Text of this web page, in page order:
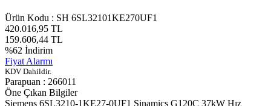
Ürün Kodu : SH 6SL32101KE270UF1
420.016,95 TL
159.606,44 TL
%62 İndirim
Fiyat Alarmı
KDV Dahildir.
Parapuan : 266011
Öne Çıkan Bilgiler
Siemens 6SL3210-1KE27-0UF1 Sinamics G120C 37kW Hız